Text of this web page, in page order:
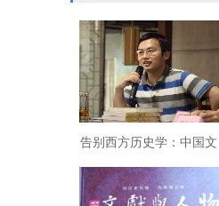
告别西方历史学：中国文
化事件见证世界历史大转